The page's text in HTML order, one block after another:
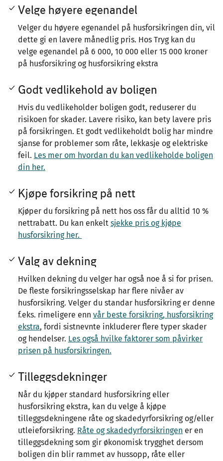
Velge høyere egenandel
Velger du høyere egenandel på husforsikringen din, vil
dette gi en lavere månedlig pris. Hos Tryg kan du
velge egenandel på 6 000, 10 000 eller 15 000 kroner
på husforsikring og husforsikring ekstra
Godt vedlikehold av boligen
Hvis du vedlikeholder boligen godt, reduserer du
risikoen for skader. Lavere risiko, kan bety lavere pris
på forsikringen. Et godt vedlikeholdt bolig har mindre
sjanse for problemer som råte, lekkasje og elektriske
feil. Les mer om hvordan du kan vedlikeholde boligen
din her.
Kjøpe forsikring på nett
Kjøper du forsikring på nett hos oss får du alltid 10 %
nettrabatt. Du kan enkelt sjekke pris og kjøpe
husforsikring her.
Valg av dekning
Hvilken dekning du velger har også noe å si for prisen.
De fleste forsikringsselskap har flere nivåer av
husforsikring. Velger du standar husforsikring er denne
f.eks. rimeligere enn vår beste forsikring, husforsikring
ekstra, fordi sistnevnte inkluderer flere typer skader
og hendelser. Les også hvilke faktorer som påvirker
prisen på husforsikringen.
Tilleggsdekninger
Når du kjøper standard husforsikring eller
husforsikring ekstra, kan du velge å kjøpe
tilleggsdekningene råte og skadedyrforsikring og/eller
utleieforsikring. Råte og skadedyrforsikringen er en
tilleggsdekning som gir økonomisk trygghet dersom
boligen din blir rammet av hussopp, råte eller